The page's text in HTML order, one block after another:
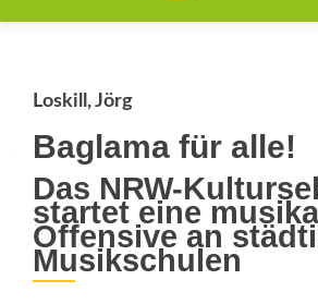
Loskill, Jörg
Baglama für alle!
Das NRW-
startet eine
Offensive an
Musikschulen